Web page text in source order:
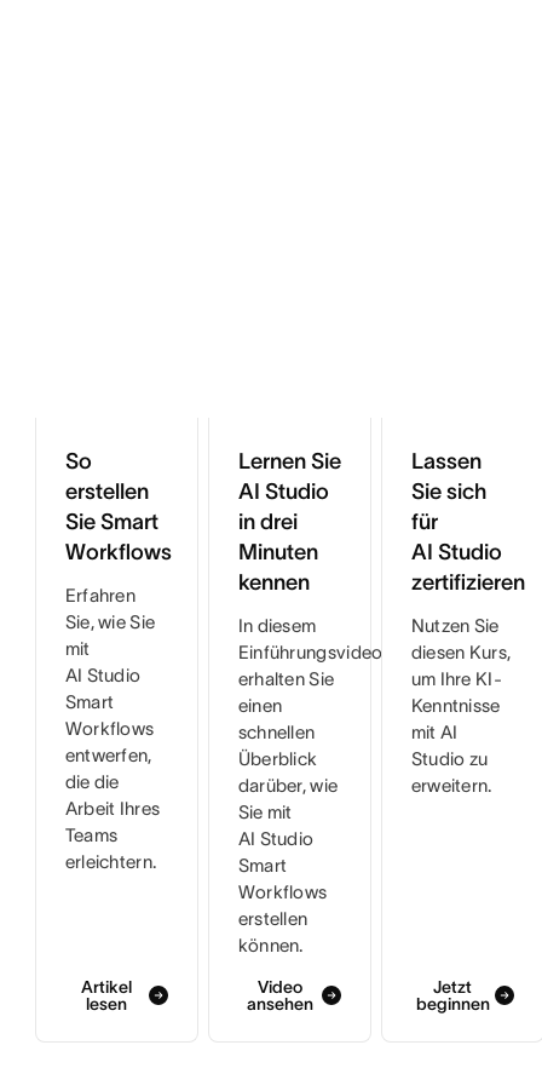
So
erstellen
Sie Smart
Workflows
Erfahren
Sie, wie Sie
mit
AI Studio
Smart
Workflows
entwerfen,
die die
Arbeit Ihres
Teams
erleichtern.
Artikel
lesen
Lernen Sie
AI Studio
in drei
Minuten
kennen
In diesem
Einführungsvideo
erhalten Sie
einen
schnellen
Überblick
darüber, wie
Sie mit
AI Studio
Smart
Workflows
erstellen
können.
Video
ansehen
Lassen
Sie sich
für
AI Studio
zertifizieren
Nutzen Sie
diesen Kurs,
um Ihre KI-
Kenntnisse
mit AI
Studio zu
erweitern.
Jetzt
beginnen